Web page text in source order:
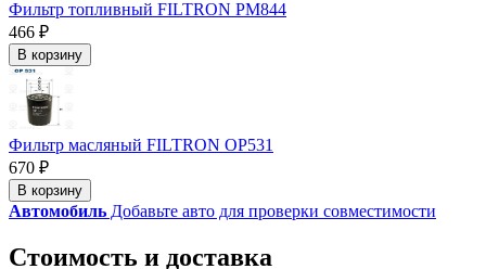
Фильтр топливный FILTRON PM844
466 ₽
В корзину
Фильтр масляный FILTRON OP531
670 ₽
В корзину
Автомобиль Добавьте авто для проверки совместимости
Стоимость и доставка